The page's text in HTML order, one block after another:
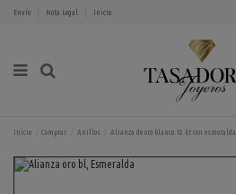
Envío Nota Legal Inicio
Inicio Comprar Anillos Alianza de oro blanco 18 kt con esmeralda